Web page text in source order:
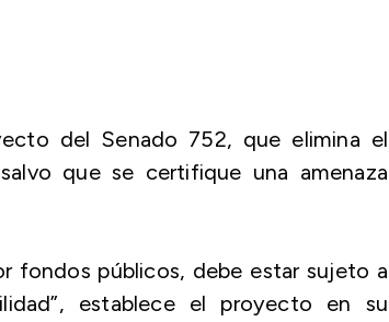
del Senado 752, que elimina el
que se certifique una amenaza
fondos públicos, debe estar sujeto a
establece el proyecto en su